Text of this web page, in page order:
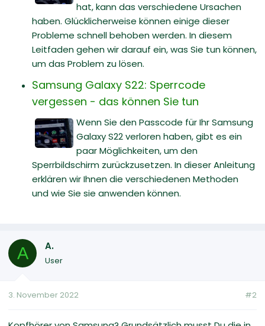
hat, kann das verschiedene Ursachen
haben. Glücklicherweise können einige dieser
Probleme schnell behoben werden. In diesem
Leitfaden gehen wir darauf ein, was Sie tun können,
um das Problem zu lösen.
Samsung Galaxy S22: Sperrcode
vergessen - das können Sie tun
Wenn Sie den Passcode für Ihr Samsung
Galaxy S22 verloren haben, gibt es ein
paar Möglichkeiten, um den
Sperrbildschirm zurückzusetzen. In dieser Anleitung
erklären wir Ihnen die verschiedenen Methoden
und wie Sie sie anwenden können.
A A.
User
3. November 2022 #2